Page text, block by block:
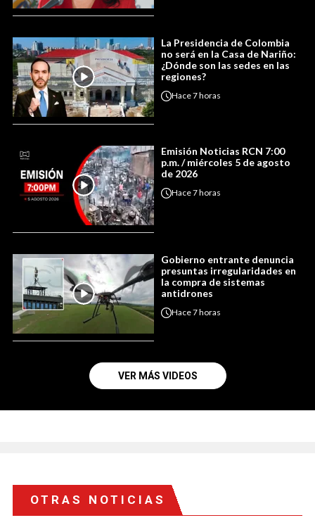
La Presidencia de Colombia
no será en la Casa de Nariño:
¿Dónde son las sedes en las
regiones?
Hace7 horas
Emisión Noticias RCN 7:00
p.m. / miércoles 5 de agosto
de 2026
Hace7 horas
Gobierno entrante denuncia
presuntas irregularidades en
la compra de sistemas
antidrones
Hace7 horas
VER MÁS VIDEOS
OTRAS NOTICIAS